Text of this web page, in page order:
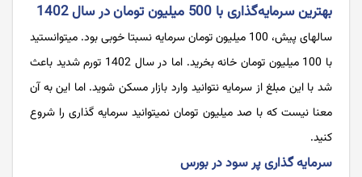
بهترین سرمایه‌گذاری با 500 میلیون تومان در سال 1402
سالهای پیش، 100 میلیون تومان سرمایه نسبتا خوبی بود. میتوانستید
با 100 میلیون تومان خانه بخرید. اما در سال 1402 تورم شدید باعث
شد با این مبلغ از سرمایه نتوانید وارد بازار مسکن شوید. اما این به آن
معنا نیست که با صد میلیون تومان نمیتوانید سرمایه گذاری را شروع
کنید.
سرمایه گذاری پر سود در بورس